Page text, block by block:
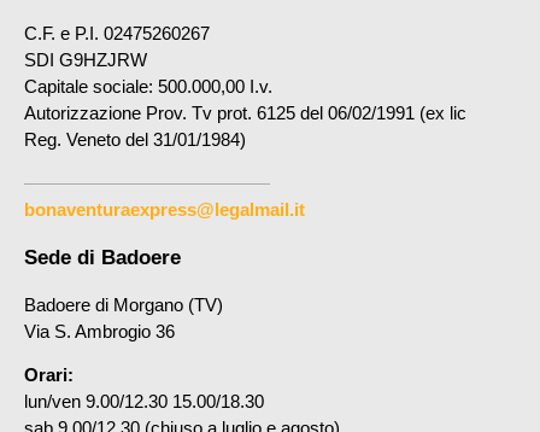
C.F. e P.I. 02475260267
SDI G9HZJRW
Capitale sociale: 500.000,00 I.v.
Autorizzazione Prov. Tv prot. 6125 del 06/02/1991 (ex lic
Reg. Veneto del 31/01/1984)
bonaventuraexpress@legalmail.it
Sede di Badoere
Badoere di Morgano (TV)
Via S. Ambrogio 36
Orari:
lun/ven 9.00/12.30 15.00/18.30